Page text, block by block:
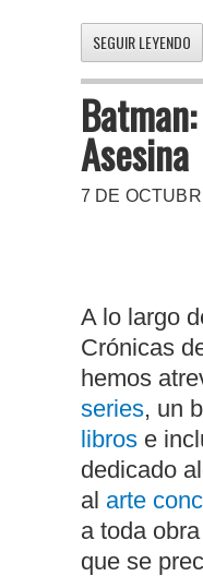
SEGUIR LEYENDO
Asesina
7 DE
A lo largo
Crónicas
hemos
series, un
libros e
dedicado
al arte
a toda
que se